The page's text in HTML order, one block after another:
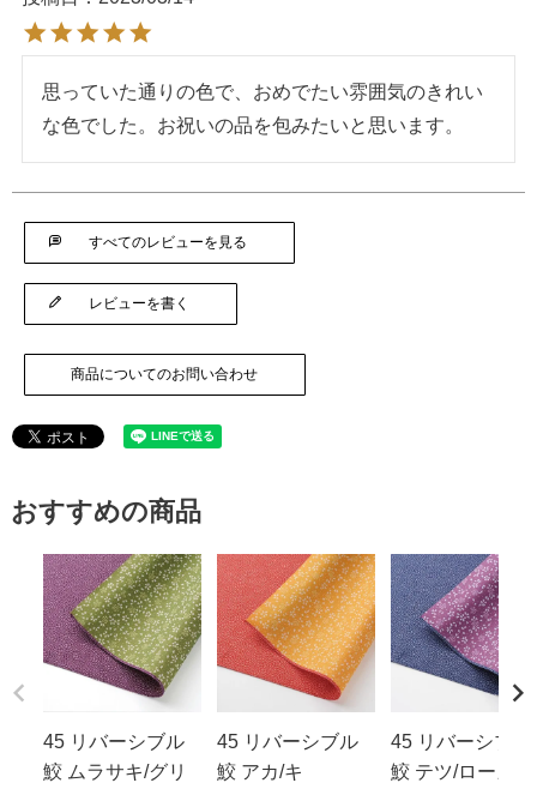
思っていた通りの色で、おめでたい雰囲気のきれい
な色でした。お祝いの品を包みたいと思います。
すべてのレビューを見る
レビューを書く
商品についてのお問い合わせ
おすすめの商品
45 リバーシブル
鮫 ムラサキ/グリ
45 リバーシブル
鮫 アカ/キ
45 リバーシブル
鮫 テツ/ローズ